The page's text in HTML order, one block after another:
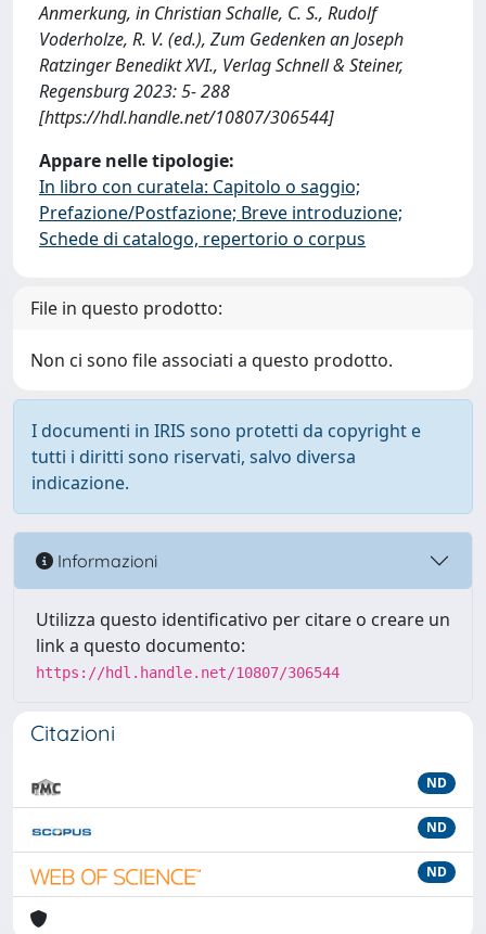
Anmerkung, in Christian Schalle, C. S., Rudolf
Voderholze, R. V. (ed.), Zum Gedenken an Joseph
Ratzinger Benedikt XVI., Verlag Schnell & Steiner,
Regensburg 2023: 5- 288
[https://hdl.handle.net/10807/306544]
Appare nelle tipologie:
In libro con curatela: Capitolo o saggio;
Prefazione/Postfazione; Breve introduzione;
Schede di catalogo, repertorio o corpus
File in questo prodotto:
Non ci sono file associati a questo prodotto.
I documenti in IRIS sono protetti da copyright e
tutti i diritti sono riservati, salvo diversa
indicazione.
Informazioni
Utilizza questo identificativo per citare o creare un
link a questo documento:
https://hdl.handle.net/10807/306544
Citazioni
ND
ND
ND